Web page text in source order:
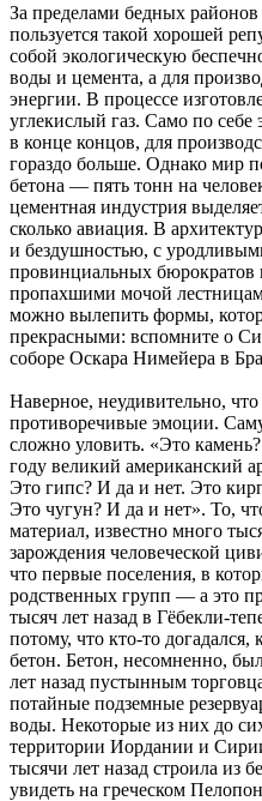
За пределами бедных
пользуется такой хорошей
собой экологическую
воды и цемента, а для
энергии. В процессе
углекислый газ. Само по
в конце концов, для
гораздо больше. Однако мир
бетона — пять тонн на
цементная индустрия
сколько авиация. В
и бездушностью, с
провинциальных
пропахшими мочой
можно вылепить формы,
прекрасными: вспомните о
соборе Оскара Нимейера в
Наверное, неудивительно,
противоречивые эмоции.
сложно уловить. «Это
году великий американский
Это гипс? И да и нет. Это
Это чугун? И да и нет». То,
материал, известно много
зарождения человеческой
что первые поселения, в
родственных групп — а это
тысяч лет назад в Гёбекли-
потому, что кто-то догадался,
бетон. Бетон, несомненно,
лет назад пустынным
потайные подземные
воды. Некоторые из них до
территории Иордании и
тысячи лет назад строила из
увидеть на греческом